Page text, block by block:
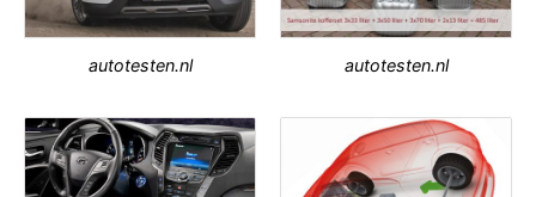
autotesten.nl autotesten.nl